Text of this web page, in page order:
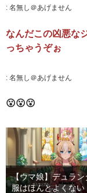
: 名無し＠あげません
なんだこの凶悪な
っちゃうぞぉ
: 名無し＠あげません
😮😮😮
【ウマ娘】デュラン
服はほんとよくない